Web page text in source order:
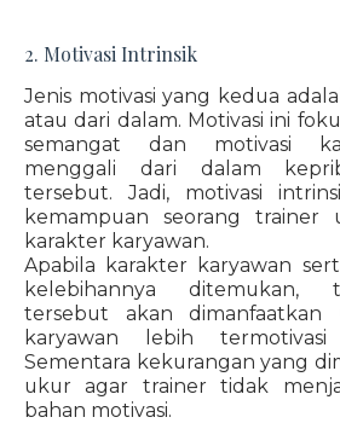
2. Motivasi Intrinsik
Jenis motivasi yang kedua
atau dari dalam. Motivasi ini
semangat dan motivasi
menggali dari dalam
tersebut. Jadi, motivasi
kemampuan seorang trainer
karakter karyawan.
Apabila karakter karyawan
kelebihannya ditemukan,
tersebut akan dimanfaatkan
karyawan lebih
Sementara kekurangan yang
ukur agar trainer tidak
bahan motivasi.